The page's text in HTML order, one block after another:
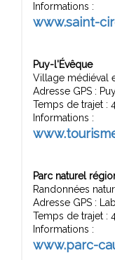
Informations :
www.saint-
Puy-l'Évêque
Village médiéval
Adresse GPS :
Temps de trajet :
Informations :
Parc naturel
Randonnées
Adresse GPS :
Temps de trajet :
Informations :
www.parc-